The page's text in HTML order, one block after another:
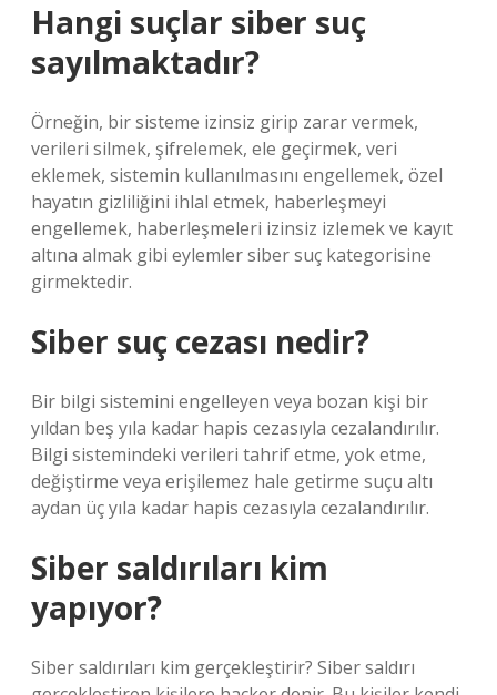
Hangi suçlar siber suç
sayılmaktadır?
Örneğin, bir sisteme izinsiz girip zarar vermek,
verileri silmek, şifrelemek, ele geçirmek, veri
eklemek, sistemin kullanılmasını engellemek, özel
hayatın gizliliğini ihlal etmek, haberleşmeyi
engellemek, haberleşmeleri izinsiz izlemek ve kayıt
altına almak gibi eylemler siber suç kategorisine
girmektedir.
Siber suç cezası nedir?
Bir bilgi sistemini engelleyen veya bozan kişi bir
yıldan beş yıla kadar hapis cezasıyla cezalandırılır.
Bilgi sistemindeki verileri tahrif etme, yok etme,
değiştirme veya erişilemez hale getirme suçu altı
aydan üç yıla kadar hapis cezasıyla cezalandırılır.
Siber saldırıları kim
yapıyor?
Siber saldırıları kim gerçekleştirir? Siber saldırı